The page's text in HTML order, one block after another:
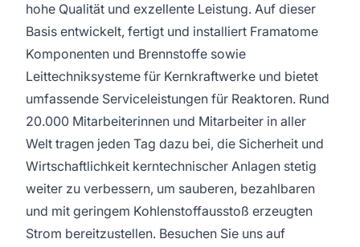
hohe Qualität und exzellente Leistung. Auf dieser
Basis entwickelt, fertigt und installiert Framatome
Komponenten und Brennstoffe sowie
Leittechniksysteme für Kernkraftwerke und bietet
umfassende Serviceleistungen für Reaktoren. Rund
20.000 Mitarbeiterinnen und Mitarbeiter in aller
Welt tragen jeden Tag dazu bei, die Sicherheit und
Wirtschaftlichkeit kerntechnischer Anlagen stetig
weiter zu verbessern, um sauberen, bezahlbaren
und mit geringem Kohlenstoffausstoß erzeugten
Strom bereitzustellen. Besuchen Sie uns auf